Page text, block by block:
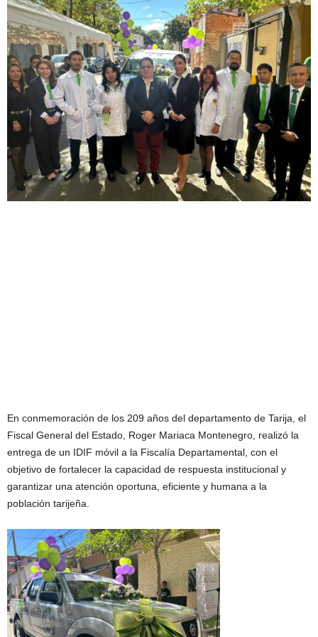
En conmemoración de los 209 años del departamento de Tarija, el
Fiscal General del Estado, Roger Mariaca Montenegro, realizó la
entrega de un IDIF móvil a la Fiscalía Departamental, con el
objetivo de fortalecer la capacidad de respuesta institucional y
garantizar una atención oportuna, eficiente y humana a la
población tarijeña.